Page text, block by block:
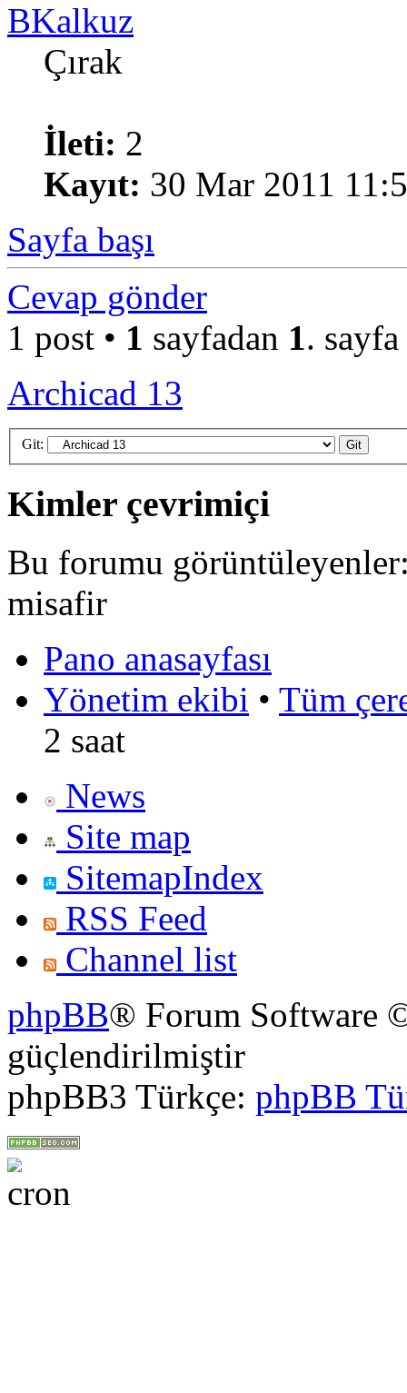
BKalkuz
Çırak
İleti: 2
Kayıt: 30 Mar 2011
Sayfa başı
Cevap gönder
1 post • 1 sayfadan 1. sayfa
Archicad 13
Git:
Kimler çevrimiçi
Bu forumu
misafir
Pano anasayfası
Yönetim ekibi • Tüm
2 saat
News
Site map
SitemapIndex
RSS Feed
Channel list
phpBB® Forum Software
güçlendirilmiştir
phpBB3 Türkçe: phpBB